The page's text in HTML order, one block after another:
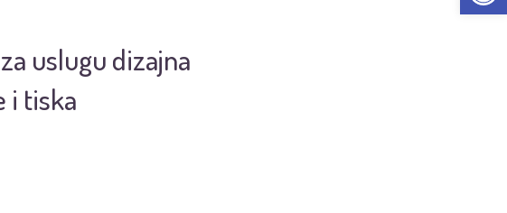
uslugu dizajna
i tiska